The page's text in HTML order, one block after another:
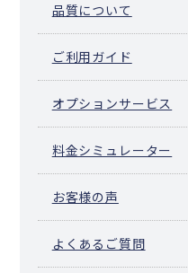
品質について
ご利用ガイド
オプションサービス
料金シミュレーター
お客様の声
よくあるご質問